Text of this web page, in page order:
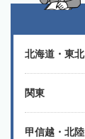
北海道・東北
関東
甲信越・北陸